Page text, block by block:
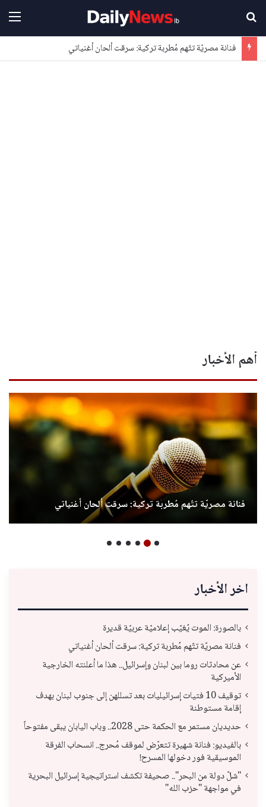
فنانة مصريّة تتّهم مُطربة تركية: سرقت ألحان أغنياتي
أهم الأخبار
فنانة مصريّة تتّهم مُطربة تركية: سرقت ألحان أغنياتي
اخر الأخبار
بالصورة: الموت يُغيّب إعلاميّة عربيّة قديرة
فنانة مصريّة تتّهم مُطربة تركية: سرقت ألحان أغنياتي
عن محادثات روما بين لبنان وإسرائيل.. هذا ما أعلنته الخارجية
الأميركية
توقيف 10 فتيات إسرائيليات بعد تسللهن إلى جنوب لبنان بهدف
إقامة مستوطنة
حديديان مستمر مع الحكمة حتى 2028.. وباب اليابان يبقى مفتوحاً
بالفيديو: فنانة شهيرة تتعرّض لموقف مُحرج.. انسحاب الفرقة
الموسيقية فور دخولها المسرح!
"شلّ دولة من البحر".. صحيفة تكشف استراتيجية إسرائيل البحرية
في مواجهة "حزب الله"